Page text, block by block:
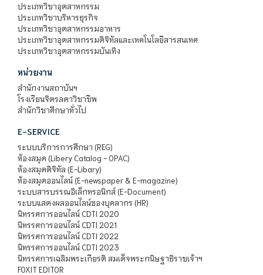
ประเภทวิชาอุตสาหกรรม
ประเภทวิชาบริหารธุรกิจ
ประเภทวิชาอุตสาหกรรมอาหาร
ประเภทวิชาอุตสาหกรรมดิจิทัลและเทคโนโลยีสารสนเทศ
ประเภทวิชาอุตสาหกรรมบันเทิง
หน่วยงาน
สำนักงานสถาบันฯ
โรงเรียนจิตรลดาวิชาชีพ
สำนักวิชาศึกษาทั่วไป
E-SERVICE
ระบบบริการการศึกษา (REG)
ห้องสมุด (Libery Catalog - OPAC)
ห้องสมุดดิจิทัล (E-Libary)
ห้องสมุดออนไลน์ (E-newspaper & E-magazine)
ระบบสารบรรณอิเล็กทรอนิกส์ (E-Document)
ระบบแสดงผลออนไลน์ของบุคลากร (HR)
นิทรรศการออนไลน์ CDTI 2020
นิทรรศการออนไลน์ CDTI 2021
นิทรรศการออนไลน์ CDTI 2022
นิทรรศการออนไลน์ CDTI 2023
นิทรรศการเฉลิมพระเกียรติ สมเด็จพระกนิษฐาธิราชเจ้าฯ
FOXIT EDITOR